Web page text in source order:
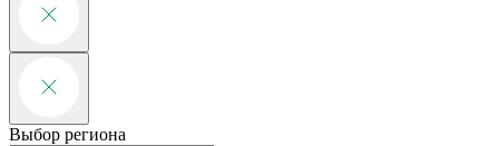
Выбор региона